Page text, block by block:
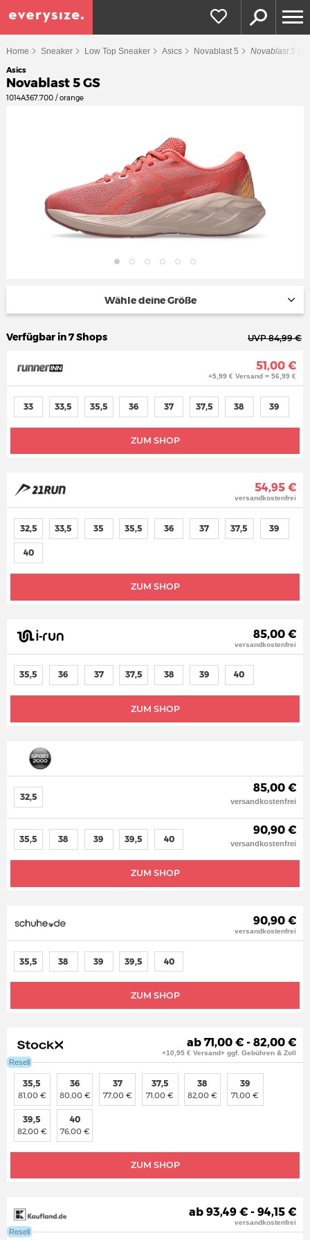
Home Sneaker Low Top Sneaker Asics Novablast 5 Novablast 5 GS
Asics
Novablast 5 GS
1014A367.700 / orange
Wähle deine Größe
Verfügbar in 7 Shops UVP 84,99 €
51,00 €
+5,99 € Versand = 56,99 €
ZUM SHOP
33 33,5 35,5 36 37 37,5 38 39
54,95 €
versandkostenfrei
ZUM SHOP
32,5 33,5 35 35,5 36 37 37,5 39
40
85,00 €
versandkostenfrei
ZUM SHOP
35,5 36 37 37,5 38 39 40
ZUM SHOP
32,5
85,00 €
versandkostenfrei
35,5 38 39 39,5 40
90,90 €
versandkostenfrei
90,90 €
versandkostenfrei
ZUM SHOP
35,5 38 39 39,5 40
Resell
ab 71,00 € - 82,00 €
+10,95 € Versand+ ggf. Gebühren & Zoll
ZUM SHOP
35,5
81,00 €
36
80,00 €
37
77,00 €
37,5
71,00 €
38
82,00 €
39
71,00 €
39,5
82,00 €
40
76,00 €
Resell
ab 93,49 € - 94,15 €
versandkostenfrei